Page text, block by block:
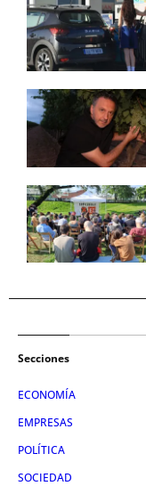
Secciones
ECONOMÍA
EMPRESAS
POLÍTICA
SOCIEDAD